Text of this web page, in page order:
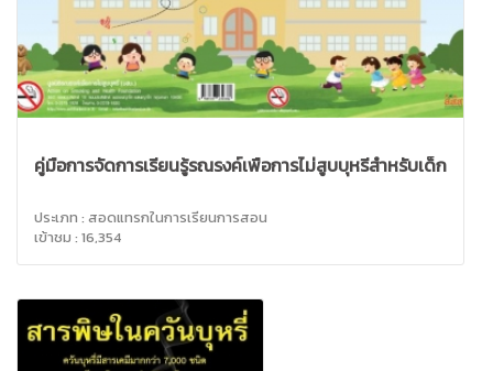
คู่มือการจัดการเรียนรู้รณรงค์เพื่อการไม่สูบบุหรี่สำหรับเด็ก
ประเภท : สอดแทรกในการเรียนการสอน
เข้าชม : 16,354